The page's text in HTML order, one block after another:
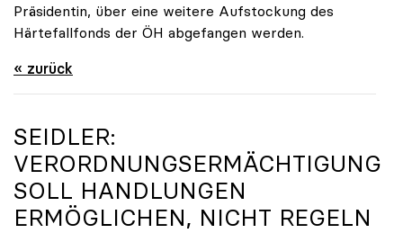
Präsidentin, über eine weitere Aufstockung des
Härtefallfonds der ÖH abgefangen werden.
« zurück
SEIDLER:
VERORDNUNGSERMÄCHTIGUNG
SOLL HANDLUNGEN
ERMÖGLICHEN, NICHT REGELN